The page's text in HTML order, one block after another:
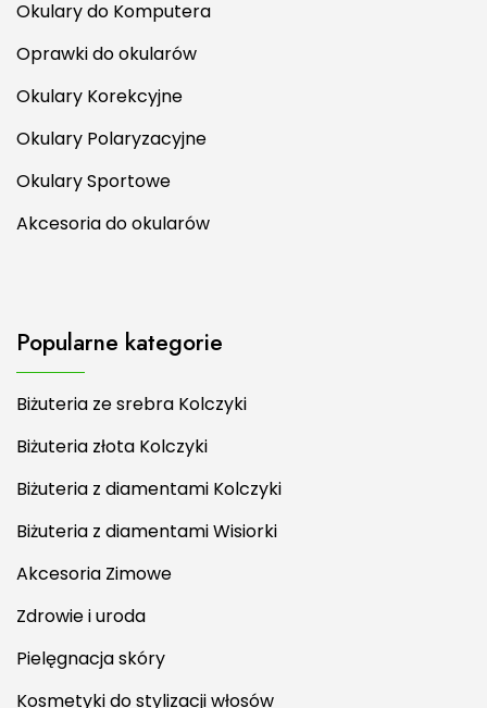
Okulary do Komputera
Oprawki do okularów
Okulary Korekcyjne
Okulary Polaryzacyjne
Okulary Sportowe
Akcesoria do okularów
Popularne kategorie
Biżuteria ze srebra Kolczyki
Biżuteria złota Kolczyki
Biżuteria z diamentami Kolczyki
Biżuteria z diamentami Wisiorki
Akcesoria Zimowe
Zdrowie i uroda
Pielęgnacja skóry
Kosmetyki do stylizacji włosów